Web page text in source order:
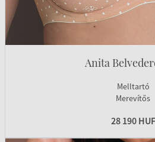
Anita
Melltartó
Merevítős
28 190 HUF